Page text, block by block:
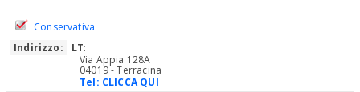
Conservativa
Indirizzo:
LT:
Via Appia 128A
04019 - Terracina
Tel: CLICCA QUI